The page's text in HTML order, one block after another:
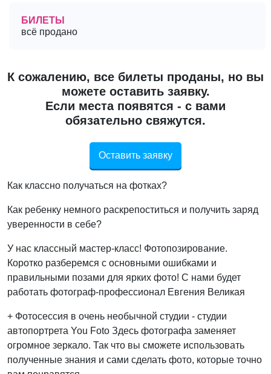
БИЛЕТЫ
всё продано
К сожалению, все билеты проданы, но вы
можете оставить заявку.
Если места появятся - с вами
обязательно свяжутся.
Оставить заявку
Как классно получаться на фотках?
Как ребенку немного раскрепоститься и получить заряд
уверенности в себе?
У нас классный мастер-класс! Фотопозирование.
Коротко разберемся с основными ошибками и
правильными позами для ярких фото! С нами будет
работать фотограф-профессионал Евгения Великая
+ Фотосессия в очень необычной студии - студии
автопортрета You Foto Здесь фотографа заменяет
огромное зеркало. Так что вы сможете использовать
полученные знания и сами сделать фото, которые точно